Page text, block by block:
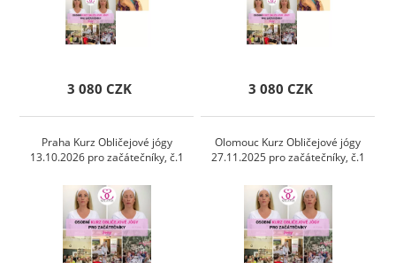
3 080 CZK 3 080 CZK
Praha Kurz Obličejové jógy
13.10.2026 pro začátečníky, č.1
Olomouc Kurz Obličejové jógy
27.11.2025 pro začátečníky, č.1